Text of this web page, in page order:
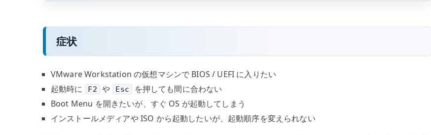
る
の
症状
VMware Workstation の仮想マシンで BIOS / UEFI に入りたい
起動時に
F2 や Esc
を押しても間に合わない
Boot Menu を開きたいが、すぐ OS が起動してしまう
インストールメディアや ISO から起動したいが、起動順序を変えられない